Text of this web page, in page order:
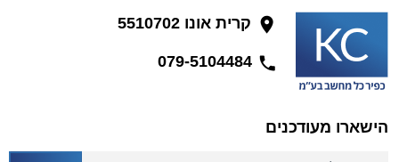
קרית אונו 5510702
הישארו מעודכנים